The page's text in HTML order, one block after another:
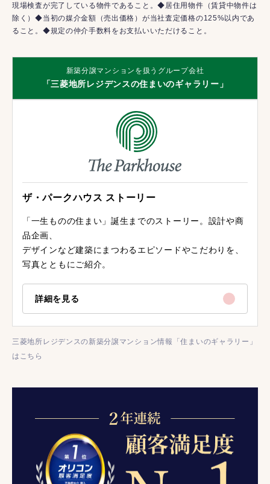
現場検査が完了している物件であること。◆居住用物件（賃貸中物件は
除く）◆当初の媒介金額（売出価格）が当社査定価格の125%以内であ
ること。◆規定の仲介手数料をお支払いいただけること。
新築分譲マンションを扱うグループ会社
「三菱地所レジデンスの住まいのギャラリー」
ザ・パークハウス ストーリー
「一生ものの住まい」誕生までのストーリー。設計や商
品企画、
デザインなど建築にまつわるエピソードやこだわりを、
写真とともにご紹介。
詳細を見る
三菱地所レジデンスの新築分譲マンション情報「住まいのギャラリー」
はこちら